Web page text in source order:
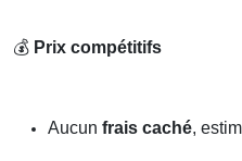
💰 Prix compétitifs
Aucun frais caché,